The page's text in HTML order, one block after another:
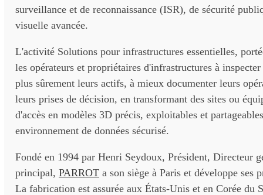
surveillance et de reconnaissance (ISR), de sécurité
visuelle avancée.
L'activité Solutions pour infrastructures essentielles,
les opérateurs et propriétaires d'infrastructures à
plus sûrement leurs actifs, à mieux documenter leurs
leurs prises de décision, en transformant des sites ou
d'accès en modèles 3D précis, exploitables et
environnement de données sécurisé.
Fondé en 1994 par Henri Seydoux, Président, Directeur
principal, PARROT a son siège à Paris et développe ses
La fabrication est assurée aux États-Unis et en Corée du